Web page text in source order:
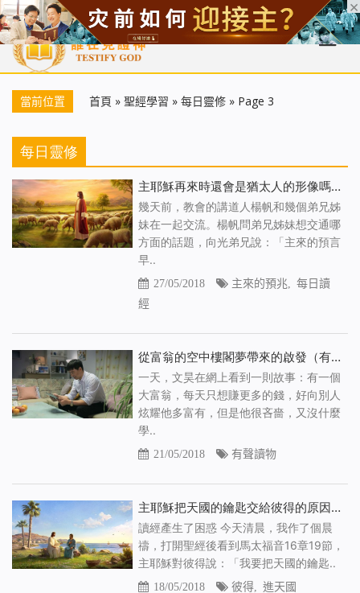
首頁 每日靈糧 天國福音 基督徒見證 信仰解答 聖經
當前位置 首頁 » 聖經學習 » 每日靈修 » Page 3
每日靈修
主耶穌再來時還會是猶太人的形像嗎
幾天前，教會的講道人楊帆和幾個弟兄姊
妹在一起交流。楊帆問弟兄姊妹想交通哪
方面的話題，向光弟兄說：「主來的預言
早..
27/05/2018 主來的預兆
每日讀
經
從富翁的空中樓閣夢帶來的啟發（有聲讀物）
一天，文昊在網上看到一則故事：有一個
大富翁，每天只想賺更多的錢，好向別人
炫耀他多富有，但是他很吝嗇，又沒什麼
學..
21/05/2018 有聲讀物
主耶穌把天國的鑰匙交給彼得的原因是什麼？
讀經產生了困惑 今天清晨，我作了個晨
禱，打開聖經後看到馬太福音16章19節，
主耶穌對彼得說：「我要把天國的鑰匙..
18/05/2018 彼得, 進天國